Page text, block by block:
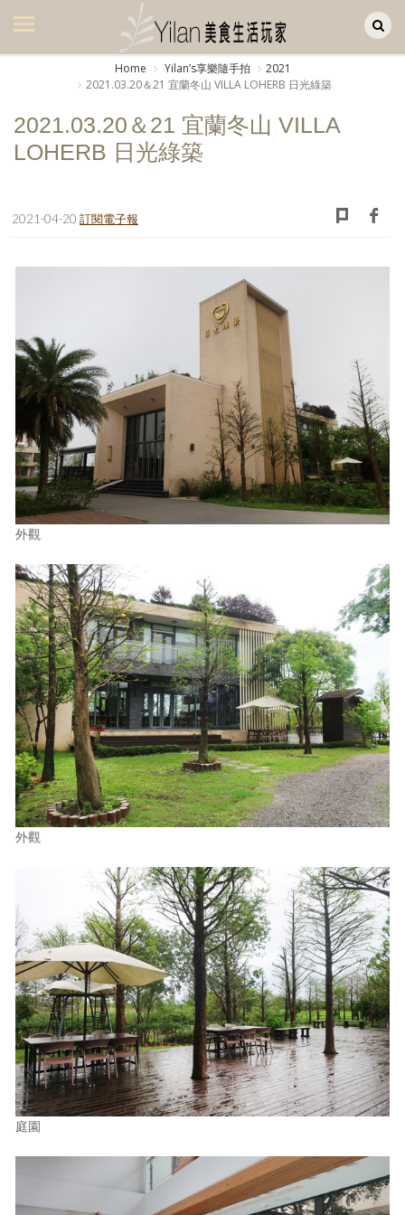
美食集
廚房集
旅遊集
餐桌週記
享樂隨手拍
照相簿
影音區
創意出版服務
歷史區
關於Yilan
個人著作
活動實況記錄
媒體報導一覽
合作與代言
訂閱電子報
Home Yilanʼs享樂隨手拍
2021
2021.03.20＆21 宜蘭冬山 VILLA LOHERB 日光綠築
2021.03.20＆21 宜蘭冬山 VILLA
LOHERB 日光綠築
2021-04-20 訂閱電子報
外觀
外觀
庭園